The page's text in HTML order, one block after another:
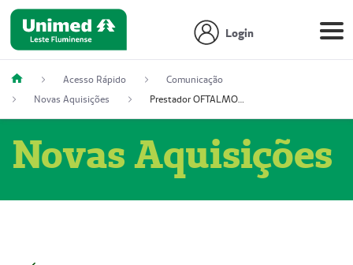
Login
Acesso Rápido
Comunicação
Novas Aquisições
Prestador OFTALMOCLÍNICA SÃO GONÇALO (55004164-2)
Novas Aquisições